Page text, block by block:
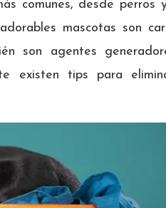
comunes, desde perros
mascotas son
son agentes
existen tips para